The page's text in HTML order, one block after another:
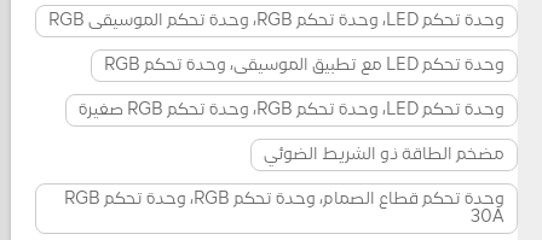
وحدة تحكم LED، وحدة تحكم RGB، وحدة تحكم الموسيقى RGB
وحدة تحكم LED مع تطبيق الموسيقى، وحدة تحكم RGB
وحدة تحكم LED، وحدة تحكم RGB، وحدة تحكم RGB صغيرة
مضخم الطاقة ذو الشريط الضوئي
وحدة تحكم قطاع الصمام، وحدة تحكم RGB، وحدة تحكم RGB
30A